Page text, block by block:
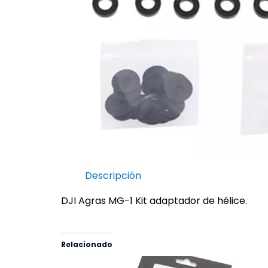
Descripción
DJI Agras MG-1 Kit adaptador de hélice.
Relacionado